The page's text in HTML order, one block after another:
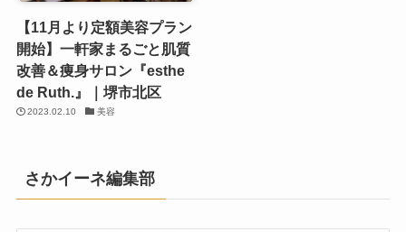
【11月より定額美容プラン
開始】一軒家まるごと肌質
改善＆痩身サロン『esthe
de Ruth.』｜堺市北区
2023.02.10 美容
さかイーネ編集部